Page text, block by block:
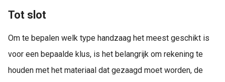
Tot slot
Om te bepalen welk type handzaag het meest geschikt is
voor een bepaalde klus, is het belangrijk om rekening te
houden met het materiaal dat gezaagd moet worden, de